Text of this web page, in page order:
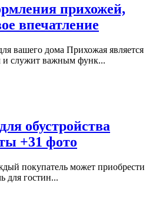
прихожей,
впечатление
вашего дома Прихожая является
и служит важным функ...
обустройства
+31 фото
покупатель может приобрести
для гостин...